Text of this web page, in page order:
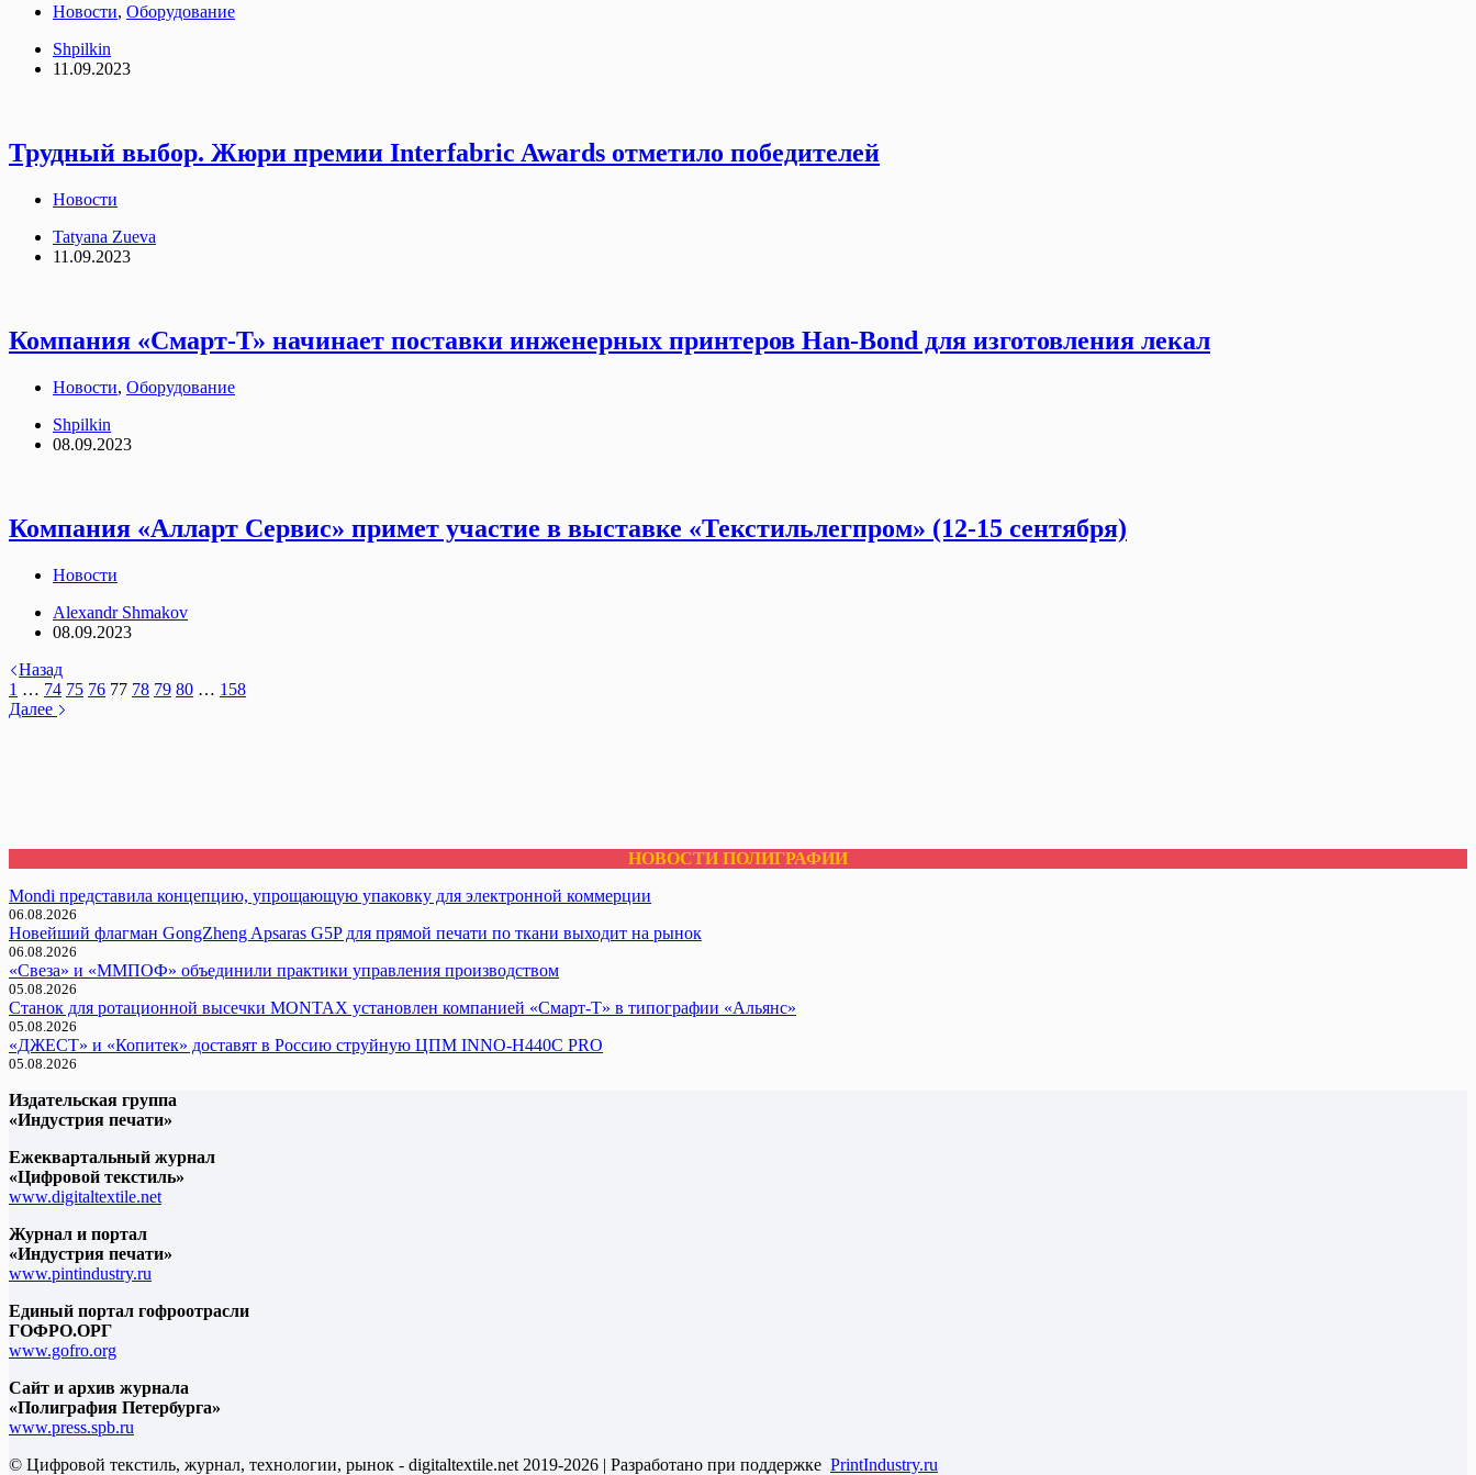
Новости, Оборудование
Shpilkin
11.09.2023
Трудный выбор. Жюри премии Interfabric Awards отметило победителей
Новости
Tatyana Zueva
11.09.2023
Компания «Смарт-Т» начинает поставки инженерных принтеров Han-Bond для изготовления лекал
Новости, Оборудование
Shpilkin
08.09.2023
Компания «Алларт Сервис» примет участие в выставке «Текстильлегпром» (12-15 сентября)
Новости
Alexandr Shmakov
08.09.2023
Назад
1 … 74 75 76 77 78 79 80 … 158
Далее
НОВОСТИ ПОЛИГРАФИИ
Mondi представила концепцию, упрощающую упаковку для электронной коммерции
06.08.2026
Новейший флагман GongZheng Apsaras G5P для прямой печати по ткани выходит на рынок
06.08.2026
«Свеза» и «ММПОФ» объединили практики управления производством
05.08.2026
Cтанок для ротационной высечки MONTAX установлен компанией «Смарт-Т» в типографии «Альянс»
05.08.2026
«ДЖЕСТ» и «Копитек» доставят в Россию струйную ЦПМ INNO-H440C PRO
05.08.2026
Издательская группа
«Индустрия печати»
Ежеквартальный журнал
«Цифровой текстиль»
www.digitaltextile.net
Журнал и портал
«Индустрия печати»
www.pintindustry.ru
Единый портал гофроотрасли
ГОФРО.ОРГ
www.gofro.org
Сайт и архив журнала
«Полиграфия Петербурга»
www.press.spb.ru
© Цифровой текстиль, журнал, технологии, рынок - digitaltextile.net 2019-2026 | Разработано при поддержке PrintIndustry.ru